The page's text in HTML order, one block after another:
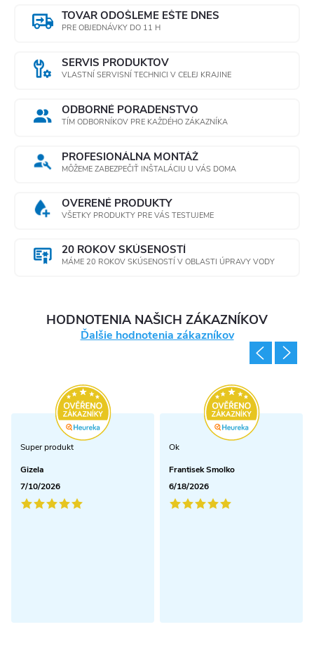
TOVAR ODOŠLEME EŠTE DNES
PRE OBJEDNÁVKY DO 11 H
SERVIS PRODUKTOV
VLASTNÍ SERVISNÍ TECHNICI V CELEJ KRAJINE
ODBORNÉ PORADENSTVO
TÍM ODBORNÍKOV PRE KAŽDÉHO ZÁKAZNÍKA
PROFESIONÁLNA MONTÁŽ
MÔŽEME ZABEZPEČIŤ INŠTALÁCIU U VÁS DOMA
OVERENÉ PRODUKTY
VŠETKY PRODUKTY PRE VÁS TESTUJEME
20 ROKOV SKÚSENOSTÍ
MÁME 20 ROKOV SKÚSENOSTÍ V OBLASTI ÚPRAVY VODY
HODNOTENIA NAŠICH ZÁKAZNÍKOV
Ďalšie hodnotenia zákazníkov
Super produkt
Gizela
7/10/2026
Ok
Frantisek Smolko
6/18/2026